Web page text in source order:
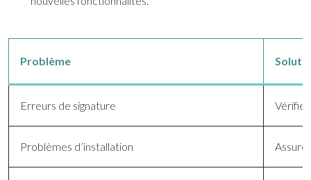
Problème
Erreurs de signature
Problèmes d’installation